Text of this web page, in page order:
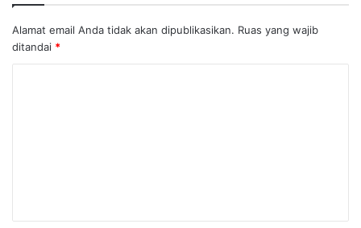
Alamat email Anda tidak akan dipublikasikan. Ruas yang wajib
ditandai *
a